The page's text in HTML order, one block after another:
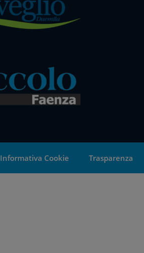
Informativa Cookie Trasparenza